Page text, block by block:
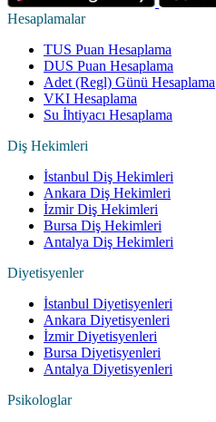
Hesaplamalar
TUS Puan Hesaplama
DUS Puan Hesaplama
Adet (Regl) Günü Hesaplama
VKI Hesaplama
Su İhtiyacı Hesaplama
Diş Hekimleri
İstanbul Diş Hekimleri
Ankara Diş Hekimleri
İzmir Diş Hekimleri
Bursa Diş Hekimleri
Antalya Diş Hekimleri
Diyetisyenler
İstanbul Diyetisyenleri
Ankara Diyetisyenleri
İzmir Diyetisyenleri
Bursa Diyetisyenleri
Antalya Diyetisyenleri
Psikologlar